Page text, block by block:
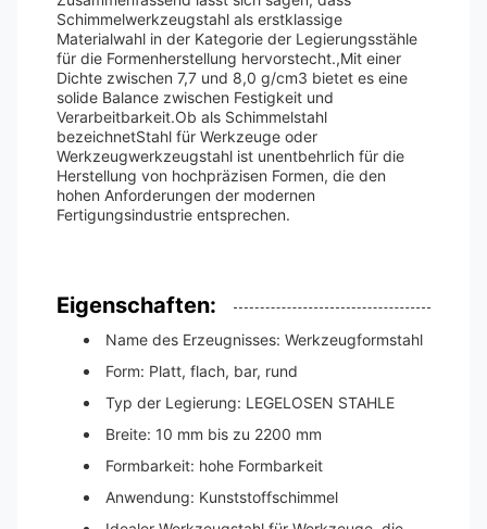
Schimmelwerkzeugstahl als erstklassige
Materialwahl in der Kategorie der Legierungsstähle
für die Formenherstellung hervorstecht.,Mit einer
Dichte zwischen 7,7 und 8,0 g/cm3 bietet es eine
solide Balance zwischen Festigkeit und
Verarbeitbarkeit.Ob als Schimmelstahl
bezeichnetStahl für Werkzeuge oder
Werkzeugwerkzeugstahl ist unentbehrlich für die
Herstellung von hochpräzisen Formen, die den
hohen Anforderungen der modernen
Fertigungsindustrie entsprechen.
Eigenschaften:
Name des Erzeugnisses: Werkzeugformstahl
Form: Platt, flach, bar, rund
Typ der Legierung: LEGELOSEN STAHLE
Breite: 10 mm bis zu 2200 mm
Formbarkeit: hohe Formbarkeit
Anwendung: Kunststoffschimmel